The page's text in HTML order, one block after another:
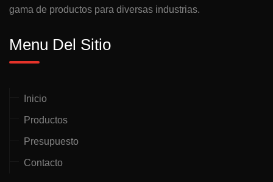
gama de productos para diversas industrias.
Menu Del Sitio
Inicio
Productos
Presupuesto
Contacto